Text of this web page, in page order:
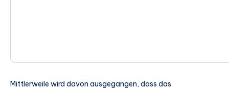
Mittlerweile wird davon ausgegangen, dass das